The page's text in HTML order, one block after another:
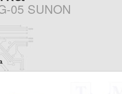
05 SUNON